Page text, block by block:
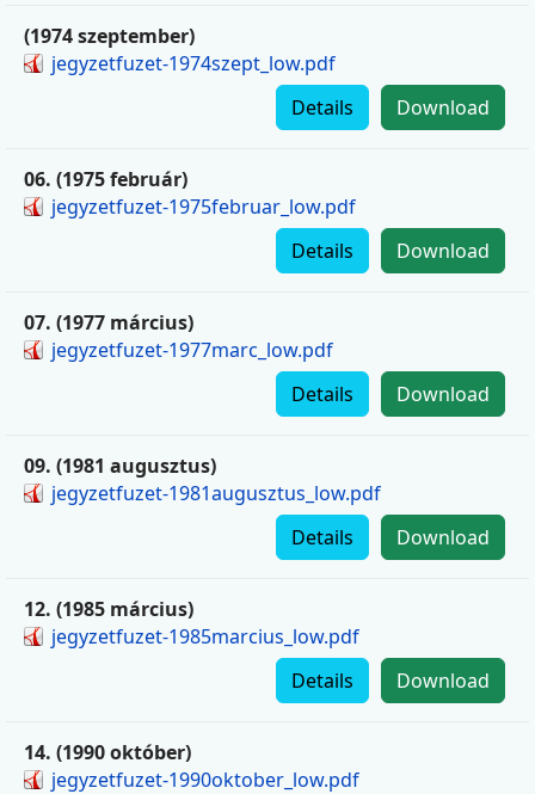
(1974 szeptember)
jegyzetfuzet-1974szept_low.pdf
Download
Details
06. (1975 február)
jegyzetfuzet-1975februar_low.pdf
Download
Details
07. (1977 március)
jegyzetfuzet-1977marc_low.pdf
Download
Details
09. (1981 augusztus)
jegyzetfuzet-1981augusztus_low.pdf
Download
Details
12. (1985 március)
jegyzetfuzet-1985marcius_low.pdf
Download
Details
14. (1990 október)
jegyzetfuzet-1990oktober_low.pdf